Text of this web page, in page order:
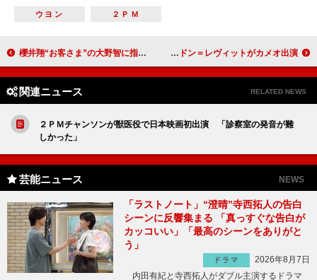
ウヨン ２ＰＭ
櫻井翔“お客さま”の大野智に指示を連発 「手伝うよ」の一言がまさかの展開に… ジョンソン監督が『ＳＷ』最新作の初出し情報 ジョゼフ・ゴードン＝レヴィットがカメオ出演
関連ニュース RELATED NEWS
２ＰＭチャンソンが獣医役で日本映画初出演 「診察室の発音が難
しかった」
芸能ニュース NEWS
「ラストノート」“澄晴”寺西拓人の告白
シーンに反響集まる 「真っすぐな告白が
カッコいい」「最高のシーンをありがと
う」
ドラマ
2026年8月7日
内田有紀と寺西拓人がダブル主演するドラマ